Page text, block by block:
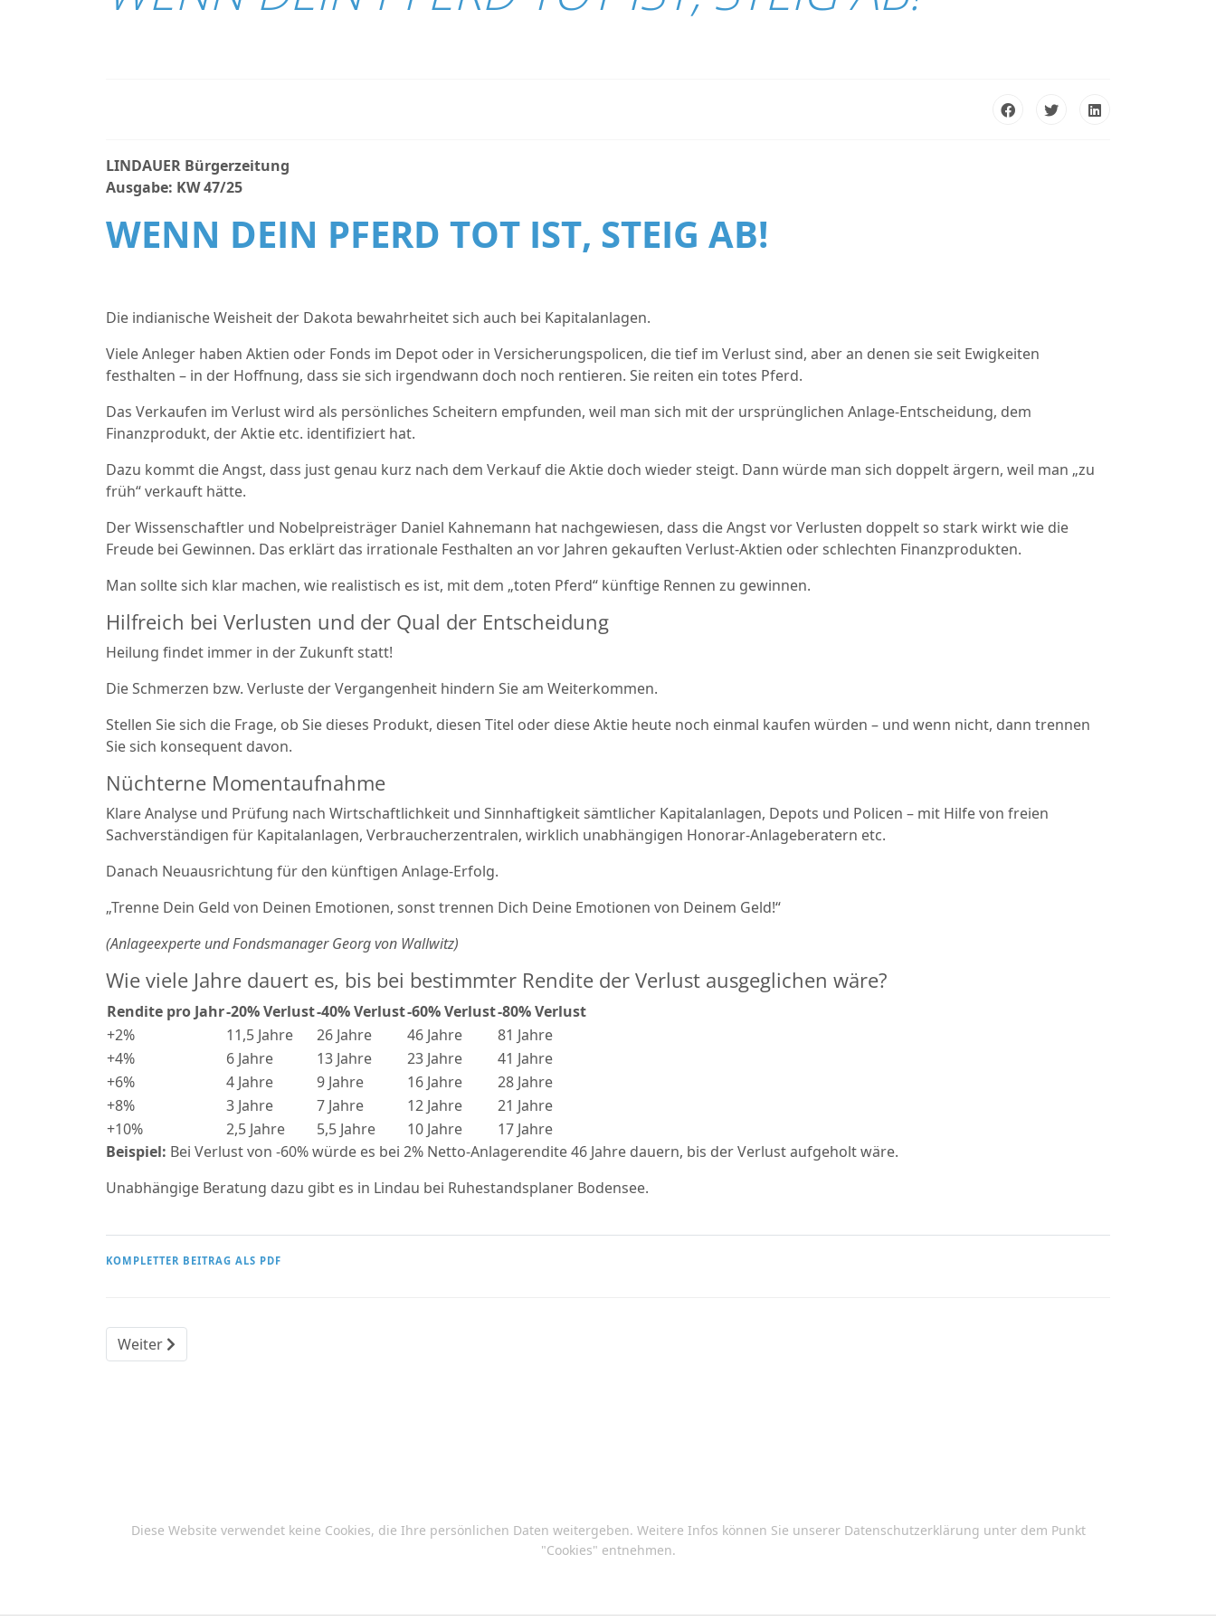
LINDAUER Bürgerzeitung
Ausgabe: KW 47/25
WENN DEIN PFERD TOT IST, STEIG AB!
Die indianische Weisheit der Dakota bewahrheitet sich auch bei Kapitalanlagen.
Viele Anleger haben Aktien oder Fonds im Depot oder in Versicherungspolicen, die tief im Verlust sind, aber an denen sie seit Ewigkeiten
festhalten – in der Hoffnung, dass sie sich irgendwann doch noch rentieren. Sie reiten ein totes Pferd.
Das Verkaufen im Verlust wird als persönliches Scheitern empfunden, weil man sich mit der ursprünglichen Anlage-Entscheidung, dem
Finanzprodukt, der Aktie etc. identifiziert hat.
Dazu kommt die Angst, dass just genau kurz nach dem Verkauf die Aktie doch wieder steigt. Dann würde man sich doppelt ärgern, weil man „zu
früh“ verkauft hätte.
Der Wissenschaftler und Nobelpreisträger Daniel Kahnemann hat nachgewiesen, dass die Angst vor Verlusten doppelt so stark wirkt wie die
Freude bei Gewinnen. Das erklärt das irrationale Festhalten an vor Jahren gekauften Verlust-Aktien oder schlechten Finanzprodukten.
Man sollte sich klar machen, wie realistisch es ist, mit dem „toten Pferd“ künftige Rennen zu gewinnen.
Hilfreich bei Verlusten und der Qual der Entscheidung
Heilung findet immer in der Zukunft statt!
Die Schmerzen bzw. Verluste der Vergangenheit hindern Sie am Weiterkommen.
Stellen Sie sich die Frage, ob Sie dieses Produkt, diesen Titel oder diese Aktie heute noch einmal kaufen würden – und wenn nicht, dann trennen
Sie sich konsequent davon.
Nüchterne Momentaufnahme
Klare Analyse und Prüfung nach Wirtschaftlichkeit und Sinnhaftigkeit sämtlicher Kapitalanlagen, Depots und Policen – mit Hilfe von freien
Sachverständigen für Kapitalanlagen, Verbraucherzentralen, wirklich unabhängigen Honorar-Anlageberatern etc.
Danach Neuausrichtung für den künftigen Anlage-Erfolg.
„Trenne Dein Geld von Deinen Emotionen, sonst trennen Dich Deine Emotionen von Deinem Geld!“
(Anlageexperte und Fondsmanager Georg von Wallwitz)
Wie viele Jahre dauert es, bis bei bestimmter Rendite der Verlust ausgeglichen wäre?
Rendite pro Jahr-20% Verlust-40% Verlust-60% Verlust-80% Verlust
+2%
11,5 Jahre 26 Jahre 46 Jahre
81 Jahre
+4%
6 Jahre 13 Jahre 23 Jahre
41 Jahre
+6%
4 Jahre 9 Jahre 16 Jahre
28 Jahre
+8%
3 Jahre 7 Jahre 12 Jahre
21 Jahre
+10%
2,5 Jahre 5,5 Jahre 10 Jahre
17 Jahre
Beispiel: Bei Verlust von -60% würde es bei 2% Netto-Anlagerendite 46 Jahre dauern, bis der Verlust aufgeholt wäre.
Unabhängige Beratung dazu gibt es in Lindau bei Ruhestandsplaner Bodensee.
KOMPLETTER BEITRAG ALS PDF
Nächster Beitrag: Vorsicht vor dem Missbrauch von Vorsorgevollmachten
Weiter
Diese Website verwendet keine Cookies, die Ihre persönlichen Daten weitergeben. Weitere Infos können Sie unserer Datenschutzerklärung unter dem Punkt
"Cookies" entnehmen.